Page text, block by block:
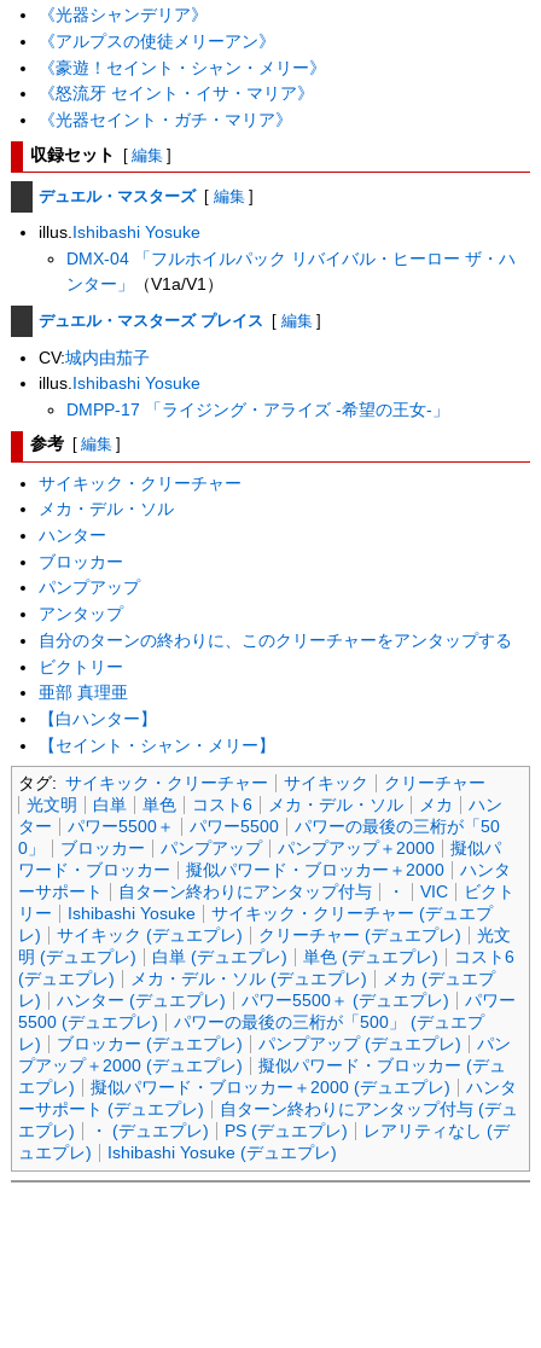
《光器シャンデリア》
《アルプスの使徒メリーアン》
《豪遊！セイント・シャン・メリー》
《怒流牙 セイント・イサ・マリア》
《光器セイント・ガチ・マリア》
収録セット [ 編集 ]
デュエル・マスターズ [ 編集 ]
illus. Ishibashi Yosuke
DMX-04 「フルホイルパック リバイバル・ヒーロー ザ・ハ
ンター」
（V1a/V1）
デュエル・マスターズ プレイス
[ 編集 ]
CV:城内由茄子
illus. Ishibashi Yosuke
DMPP-17 「ライジング・アライズ -希望の王女-」
参考 [ 編集 ]
サイキック・クリーチャー
メカ・デル・ソル
ハンター
ブロッカー
パンプアップ
アンタップ
自分のターンの終わりに、このクリーチャーをアンタップする
ビクトリー
亜部 真理亜
【白ハンター】
【セイント・シャン・メリー】
タグ: サイキック・クリーチャー サイキック
クリーチャー
光文明
白単 単色 コスト6 メカ・デル・ソル メカ
ハン
ター
パワー5500＋ パワー5500
パワーの最後の三桁が「50
0」
ブロッカー パンプアップ パンプアップ＋2000
擬似パ
ワード・ブロッカー
擬似パワード・ブロッカー＋2000
ハンタ
ーサポート
自ターン終わりにアンタップ付与 ・ VIC
ビクト
リー
Ishibashi Yosuke
サイキック・クリーチャー (デュエプ
レ)
サイキック (デュエプレ) クリーチャー (デュエプレ)
光文
明 (デュエプレ)
白単 (デュエプレ) 単色 (デュエプレ)
コスト6
(デュエプレ)
メカ・デル・ソル (デュエプレ)
メカ (デュエプ
レ)
ハンター (デュエプレ) パワー5500＋ (デュエプレ)
パワー
5500 (デュエプレ)
パワーの最後の三桁が「500」 (デュエプ
レ)
ブロッカー (デュエプレ) パンプアップ (デュエプレ)
パン
プアップ＋2000 (デュエプレ)
擬似パワード・ブロッカー (デュ
エプレ)
擬似パワード・ブロッカー＋2000 (デュエプレ)
ハンタ
ーサポート (デュエプレ)
自ターン終わりにアンタップ付与 (デュ
エプレ)
・ (デュエプレ) PS (デュエプレ)
レアリティなし (デ
ュエプレ)
Ishibashi Yosuke (デュエプレ)